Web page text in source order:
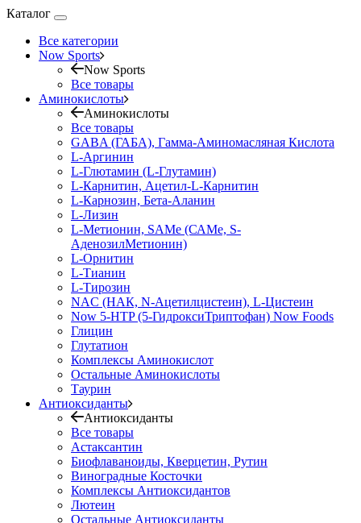
Каталог
Все категории
Now Sports
Now Sports
Все товары
Аминокислоты
Аминокислоты
Все товары
GABA (ГАБА), Гамма-Аминомасляная Кислота
L-Аргинин
L-Глютамин (L-Глутамин)
L-Карнитин, Ацетил-L-Карнитин
L-Карнозин, Бета-Аланин
L-Лизин
L-Метионин, SAMe (САМе, S-
АденозилМетионин)
L-Орнитин
L-Тианин
L-Тирозин
NAC (НАК, N-Ацетилцистеин), L-Цистеин
Now 5-HTP (5-ГидроксиТриптофан) Now Foods
Глицин
Глутатион
Комплексы Аминокислот
Остальные Аминокислоты
Таурин
Антиоксиданты
Антиоксиданты
Все товары
Астаксантин
Биофлаваноиды, Кверцетин, Рутин
Виноградные Косточки
Комплексы Антиоксидантов
Лютеин
Остальные Антиоксиданты